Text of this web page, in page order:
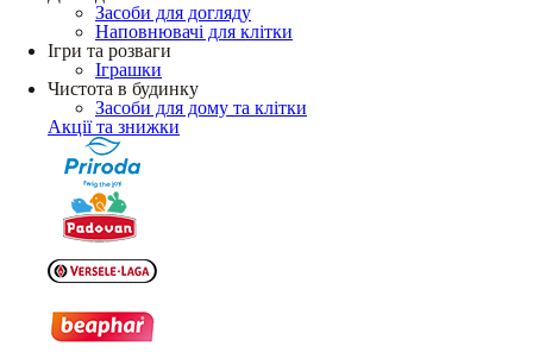
Засоби для догляду
Наповнювачі для клітки
Ігри та розваги
Іграшки
Чистота в будинку
Засоби для дому та клітки
Акції та знижки